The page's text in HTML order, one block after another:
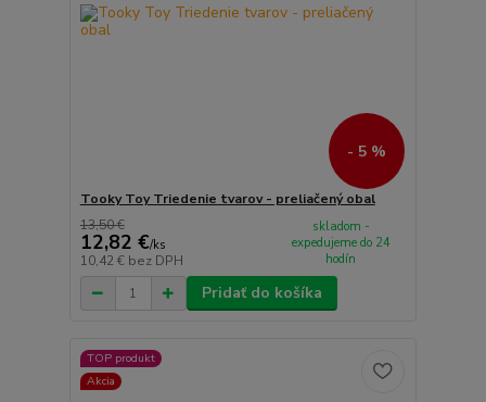
- 5 %
Tooky Toy Triedenie tvarov - preliačený obal
13,50 €
12,82 €/ks
10,42 € bez DPH
skladom -
expedujeme do 24
hodín
Pridať do košíka
TOP produkt
Akcia